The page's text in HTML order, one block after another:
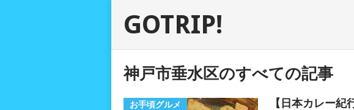
GOTRIP!
神戸市垂水区のすべての記事
お手頃グルメ
【日本カレー